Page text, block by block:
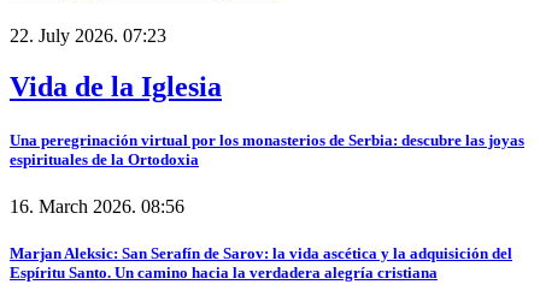
22. July 2026. 07:23
Vida de la Iglesia
Una peregrinación virtual por los monasterios de Serbia: descubre las joyas
espirituales de la Ortodoxia
16. March 2026. 08:56
Marjan Aleksic: San Serafín de Sarov: la vida ascética y la adquisición del
Espíritu Santo. Un camino hacia la verdadera alegría cristiana